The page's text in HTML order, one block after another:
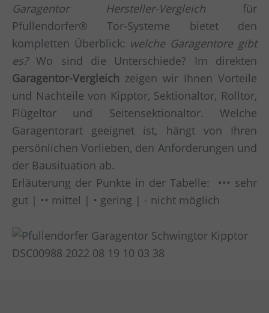
Garagentor Hersteller-Vergleich für
Pfullendorfer® Tor-Systeme bietet den
kompletten Überblick: welche Garagentore gibt
es?Wo sind die Unterschiede? Im direkten
Garagentor-Vergleich zeigen wir Ihnen Vorteile
und Nachteile von Kipptor, Sektionaltor, Rolltor,
Flügeltor und Seitensektionaltor. Welche
Garagentorart geeignet ist, hängt von Ihren
persönlichen Vorlieben, den Anforderungen und
der Bausituation ab.
Erläuterung der Punkte in der Tabelle: ••• sehr
gut | •• mittel | • gering | - nicht möglich